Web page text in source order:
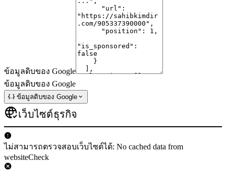
ข้อมูลดิบของ Google
ข้อมูลดิบของ Google
ข้อมูลดิบของ Google
เว็บไซต์ธุรกิจ
ไม่สามารถตรวจสอบเว็บไซต์ได้: No cached data from
websiteCheck